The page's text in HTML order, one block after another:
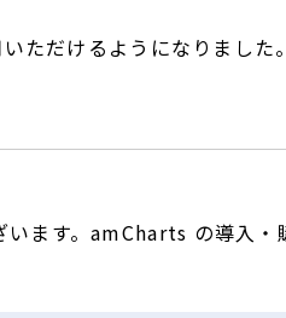
ただけるようになりまし
ます。amCharts の導入・